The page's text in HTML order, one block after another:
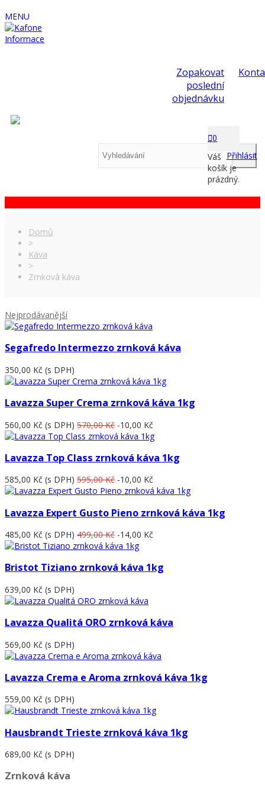
MENU
Informace
Zopakovat
poslední
objednávku
0
Váš
košík je
prázdný.
Přihlásit
Domů
>
Káva
>
Zrnková káva
Nejprodávanější
Segafredo Intermezzo zrnková káva
350,00 Kč (s DPH)
Lavazza Super Crema zrnková káva 1kg
560,00 Kč (s DPH) 570,00 Kč -10,00 Kč
Lavazza Top Class zrnková káva 1kg
585,00 Kč (s DPH) 595,00 Kč -10,00 Kč
Lavazza Expert Gusto Pieno zrnková káva 1kg
485,00 Kč (s DPH) 499,00 Kč -14,00 Kč
Bristot Tiziano zrnková káva 1kg
639,00 Kč (s DPH)
Lavazza Qualitá ORO zrnková káva
569,00 Kč (s DPH)
Lavazza Crema e Aroma zrnková káva 1kg
559,00 Kč (s DPH)
Hausbrandt Trieste zrnková káva 1kg
689,00 Kč (s DPH)
Zrnková káva